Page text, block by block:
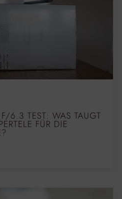
6.3 TEST: WAS TAUGT
FÜR DIE